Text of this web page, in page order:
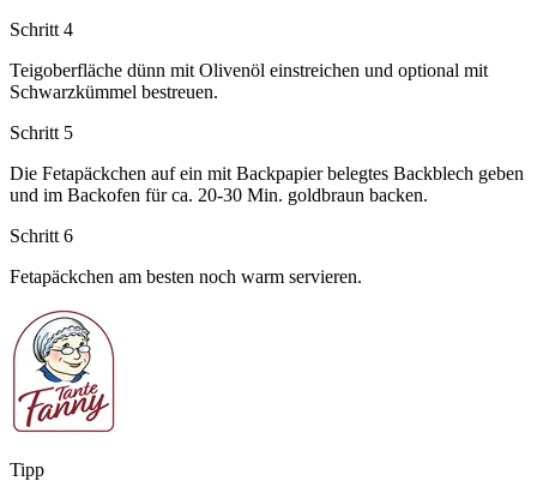
Schritt 4
Teigoberfläche dünn mit Olivenöl einstreichen und optional mit
Schwarzkümmel bestreuen.
Schritt 5
Die Fetapäckchen auf ein mit Backpapier belegtes Backblech geben
und im Backofen für ca. 20-30 Min. goldbraun backen.
Schritt 6
Fetapäckchen am besten noch warm servieren.
Tipp